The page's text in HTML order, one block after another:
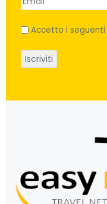
Accetto i seguenti